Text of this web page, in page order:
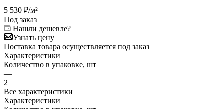
5 530 ₽/м²
Под заказ
Нашли дешевле?
Узнать цену
Поставка товара осуществляется под заказ
Характеристики
Количество в упаковке, шт
—
2
Все характеристики
Характеристики